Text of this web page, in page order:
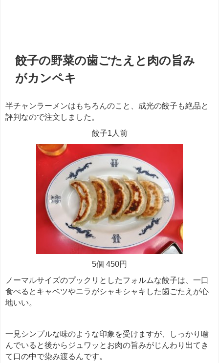
餃子の野菜の歯ごたえと肉の旨み
がカンペキ
半チャンラーメンはもちろんのこと、成光の餃子も絶品と
評判なので注文しました。
餃子1人前
5個 450円
ノーマルサイズのプックリとしたフォルムな餃子は、一口
食べるとキャベツやニラがシャキシャキした歯ごたえが心
地いい。
一見シンプルな味のような印象を受けますが、しっかり噛
んでいると後からジュワッとお肉の旨みがじんわり出てき
て口の中で染み渡るんです。